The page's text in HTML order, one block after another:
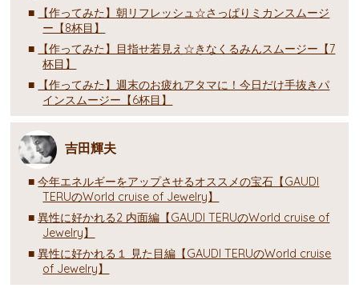
【作ってみた】朝リフレッシュ☆さっぱりミカンスムージ
ー【8杯目】
【作ってみた】目指せ若見え☆きなくるみんスムージー【7
杯目】
【作ってみた】週末のお疲れアタマに！今日だけ手抜きパ
インスムージー【6杯目】
吉田輝夫
今年エネルギーをアップさせるオススメの宝石【GAUDI
TERUのWorld cruise of Jewelry】
異性に好かれる2 内面編【GAUDI TERUのWorld cruise of
Jewelry】
異性に好かれる１ 見た目編【GAUDI TERUのWorld cruise
of Jewelry】